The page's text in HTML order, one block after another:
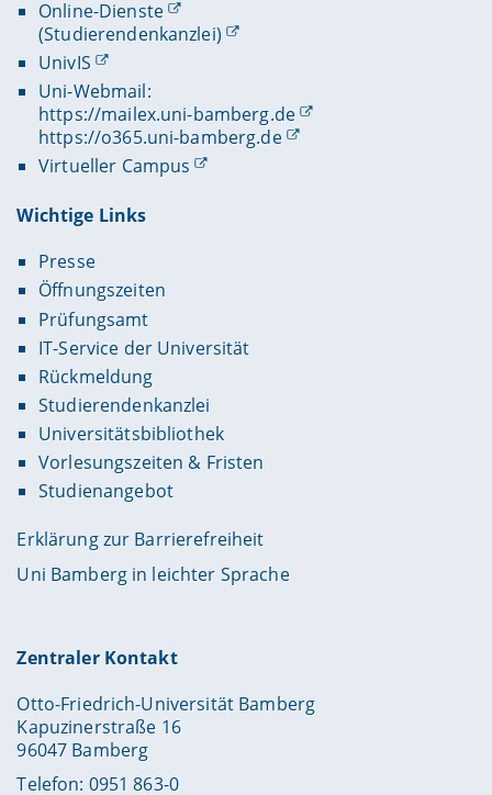
Online-Dienste
(Studierendenkanzlei)
UnivIS
Uni-Webmail:
https://mailex.uni-bamberg.de
https://o365.uni-bamberg.de
Virtueller Campus
Wichtige Links
Presse
Öffnungszeiten
Prüfungsamt
IT-Service der Universität
Rückmeldung
Studierendenkanzlei
Universitätsbibliothek
Vorlesungszeiten & Fristen
Studienangebot
Erklärung zur Barrierefreiheit
Uni Bamberg in leichter Sprache
Zentraler Kontakt
Otto-Friedrich-Universität Bamberg
Kapuzinerstraße 16
96047 Bamberg
Telefon: 0951 863-0